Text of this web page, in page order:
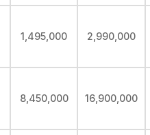
1,495,000 2,990,000
8,450,000 16,900,000